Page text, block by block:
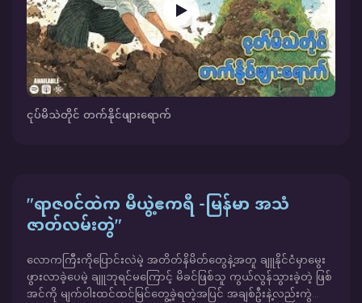
ငုပ်မိသဲတိုင် တက်နိုင်ဖျားရောက်
"ရာဇ၀င်ထဲက မီယွဲ့ဧကရီ -မြန်မာ အသံ
ဇာတ်လမ်းတွဲ"
လောကကြီးကိုပြောင်းလဲမဲ့ အတိတ်နိမိတ်တွေနဲ့အတူ ချူနိုင်ငံမှာမွေး
ဖွားလာခဲ့ပေမဲ့ ချူဘုရင်မကြောင့် မိခင်ဖြစ်သူ ကွယ်လွန်သွားခဲ့တဲ့ ဖြစ်
အင်ကို မျက်ဝါးထင်ထင်မြင်တွေ့ခဲ့ရတဲ့အပြင် အချစ်ဦးနဲ့လည်းကွဲကွာ